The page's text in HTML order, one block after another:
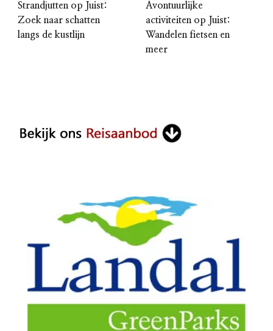
Strandjutten op Juist:
Zoek naar schatten
langs de kustlijn
Avontuurlijke
activiteiten op Juist:
Wandelen fietsen en
meer